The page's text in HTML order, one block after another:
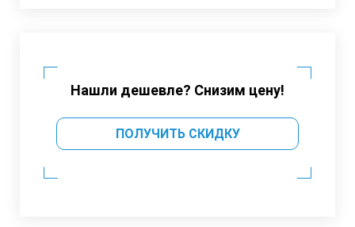
Нашли дешевле? Снизим цену!
ПОЛУЧИТЬ СКИДКУ